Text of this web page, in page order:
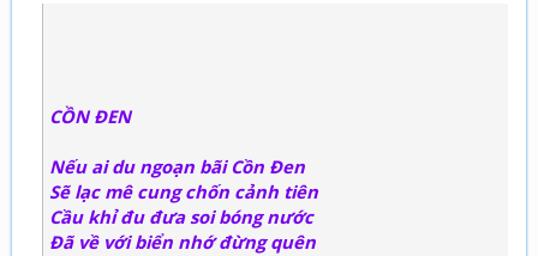
CỒN ĐEN
Nếu ai du ngoạn bãi Cồn Đen
Sẽ lạc mê cung chốn cảnh tiên
Cầu khỉ đu đưa soi bóng nước
Đã về với biển nhớ đừng quên